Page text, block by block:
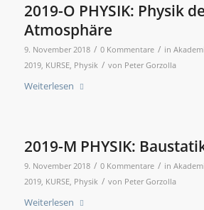
2019-O PHYSIK: Physik
Atmosphäre
9. November 2018 / 0 Kommentare / in
2019, KURSE, Physik / von Peter Gorzolla
Weiterlesen
2019-M PHYSIK:
9. November 2018 / 0 Kommentare / in
2019, KURSE, Physik / von Peter Gorzolla
Weiterlesen